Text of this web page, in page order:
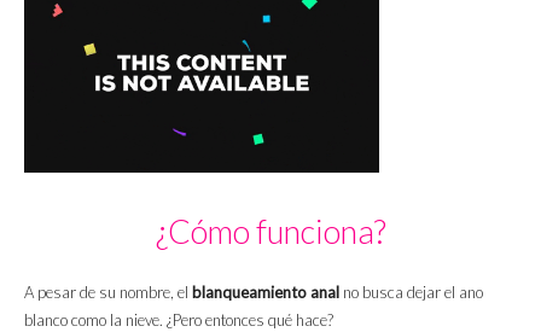
¿Cómo funciona?
A pesar de su nombre, el blanqueamiento anal no busca dejar el ano
blanco como la nieve. ¿Pero entonces qué hace?